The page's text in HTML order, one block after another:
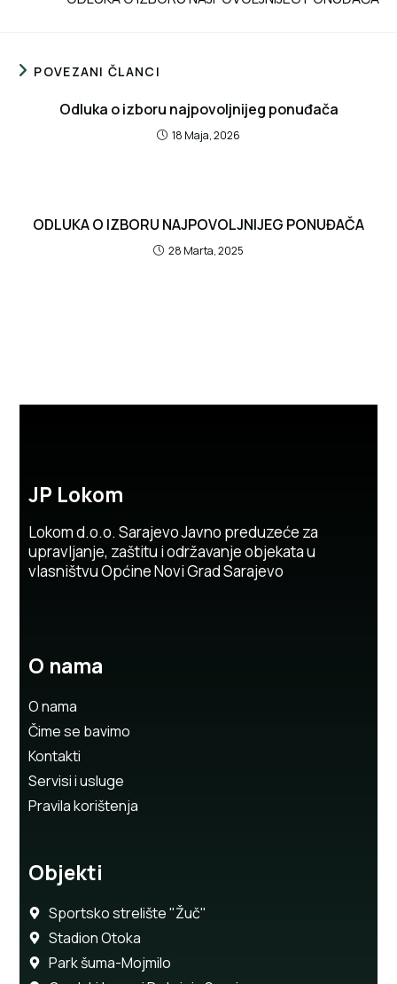
POVEZANI ČLANCI
Odluka o izboru najpovoljnijeg ponuđača
18 Maja, 2026
ODLUKA O IZBORU NAJPOVOLJNIJEG PONUĐAČA
28 Marta, 2025
JP Lokom
Lokom d.o.o. Sarajevo Javno preduzeće za
upravljanje, zaštitu i održavanje objekata u
vlasništvu Općine Novi Grad Sarajevo
O nama
O nama
Čime se bavimo
Kontakti
Servisi i usluge
Pravila korištenja
Objekti
Sportsko strelište "Žuč"
Stadion Otoka
Park šuma-Mojmilo